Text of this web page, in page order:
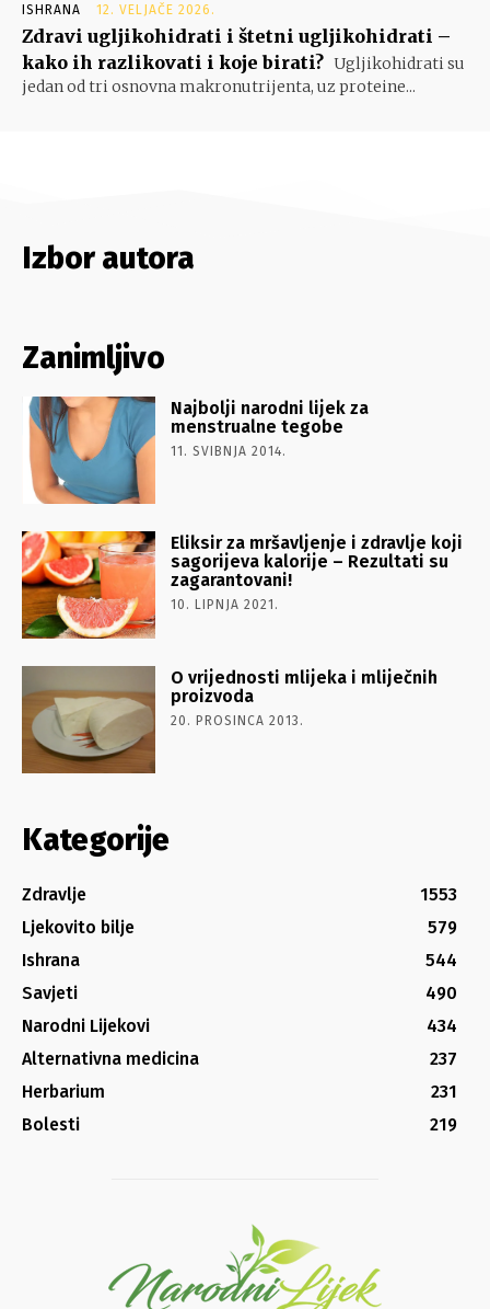
ISHRANA 12. VELJAČE 2026.
Zdravi ugljikohidrati i štetni ugljikohidrati –
kako ih razlikovati i koje birati? Ugljikohidrati su
jedan od tri osnovna makronutrijenta, uz proteine...
Izbor autora
Zanimljivo
Najbolji narodni lijek za
menstrualne tegobe
11. SVIBNJA 2014.
Eliksir za mršavljenje i zdravlje koji
sagorijeva kalorije – Rezultati su
zagarantovani!
10. LIPNJA 2021.
O vrijednosti mlijeka i mliječnih
proizvoda
20. PROSINCA 2013.
Kategorije
Zdravlje
1553
Ljekovito bilje
579
Ishrana
544
Savjeti
490
Narodni Lijekovi
434
Alternativna medicina
237
Herbarium
231
Bolesti
219